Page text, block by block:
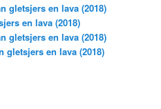
gletsjers en lava (2018)
en lava (2018)
gletsjers en lava (2018)
gletsjers en lava (2018)